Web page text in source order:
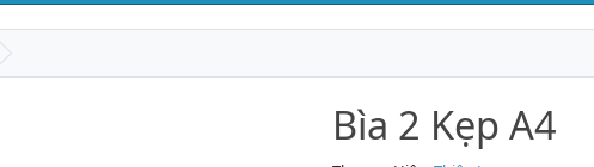
Bìa 2 Kẹp A4